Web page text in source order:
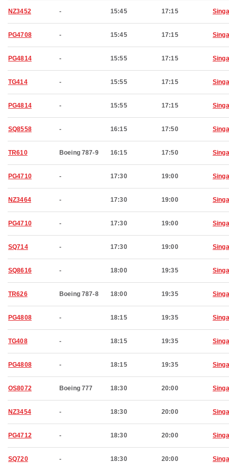
NZ3452 - 15:45 17:15
PG4708 - 15:45 17:15
PG4814 - 15:55 17:15
TG414 - 15:55 17:15
PG4814 - 15:55 17:15
SQ8558 - 16:15 17:50
TR610 Boeing 787-9 16:15 17:50
PG4710 - 17:30 19:00
NZ3464 - 17:30 19:00
PG4710 - 17:30 19:00
SQ714 - 17:30 19:00
SQ8616 - 18:00 19:35
TR626 Boeing 787-8 18:00 19:35
PG4808 - 18:15 19:35
TG408 - 18:15 19:35
PG4808 - 18:15 19:35
OS8072 Boeing 777 18:30 20:00
NZ3454 - 18:30 20:00
PG4712 - 18:30 20:00
SQ720 - 18:30 20:00